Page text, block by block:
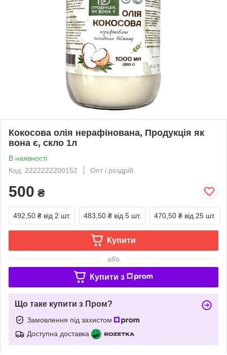
Кокосова олія нерафінована, Продукція як
вона є, скло 1л
В наявності
Код: 2222222200152
Опт і роздріб
500 ₴
492,50 ₴ від 2 шт. 483,50 ₴ від 5 шт. 470,50 ₴ від 25 шт.
Купити
або
Купити з
Що таке купити з Пром?
Замовлення під захистом
Доступна доставка